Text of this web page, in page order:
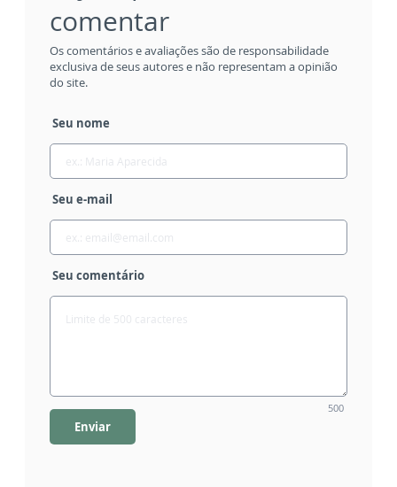
comentar
Os comentários e avaliações são de responsabilidade
exclusiva de seus autores e não representam a opinião
do site.
Seu nome
Seu e-mail
Seu comentário
500
Enviar